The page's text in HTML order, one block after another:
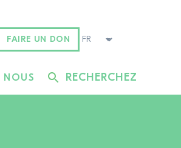
FAIRE UN DON
NOUS RECHERCHEZ